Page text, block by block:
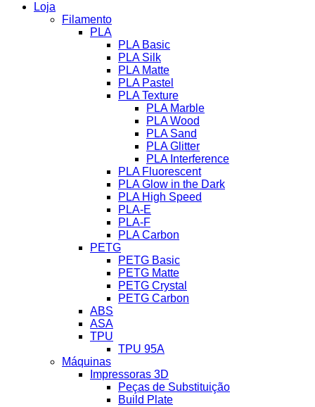
Loja
Filamento
PLA
PLA Basic
PLA Silk
PLA Matte
PLA Pastel
PLA Texture
PLA Marble
PLA Wood
PLA Sand
PLA Glitter
PLA Interference
PLA Fluorescent
PLA Glow in the Dark
PLA High Speed
PLA-E
PLA-F
PLA Carbon
PETG
PETG Basic
PETG Matte
PETG Crystal
PETG Carbon
ABS
ASA
TPU
TPU 95A
Máquinas
Impressoras 3D
Peças de Substituição
Build Plate